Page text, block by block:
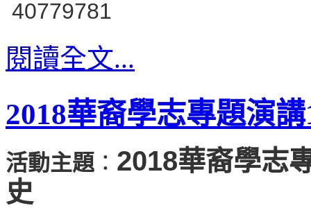
閱讀全文...
2018華裔學志專題演
活動主題： 2018華裔學志
史